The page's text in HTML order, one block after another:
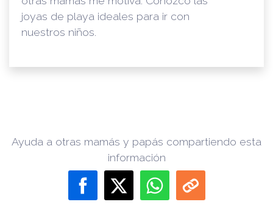
joyas de playa ideales para ir con
nuestros niños.
Ayuda a otras mamás y papás compartiendo esta
información